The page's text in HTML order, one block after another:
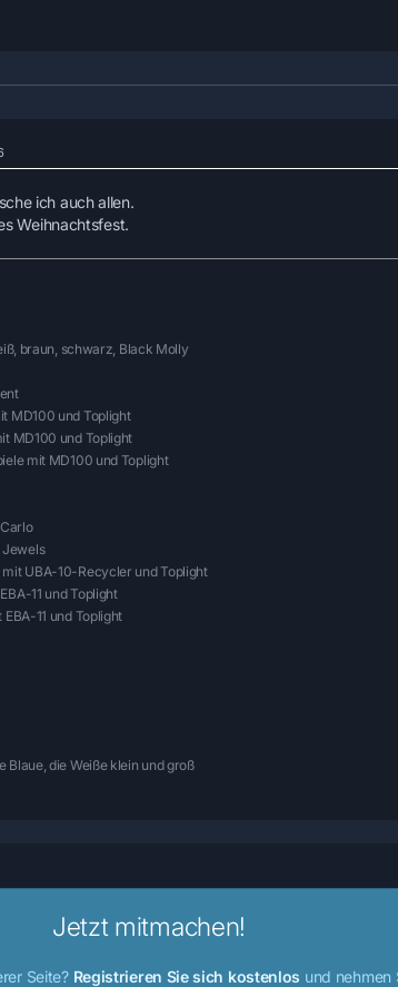
ich auch allen.
Weihnachtsfest.
braun, schwarz, Black Molly
MD100 und Toplight
MD100 und Toplight
mit MD100 und Toplight
UBA-10-Recycler und Toplight
11 und Toplight
11 und Toplight
die Weiße klein und groß
Jetzt mitmachen!
Seite? Registrieren Sie sich kostenlos und nehmen